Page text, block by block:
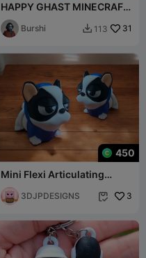
HAPPY GHAST MINECRAFT
FLEXI ARTICULATED TOY
(3mf Included)
Burshi  113 31
450
Mini Flexi Articulating
Urban French Bulldog
3DJPDESIGNS  3